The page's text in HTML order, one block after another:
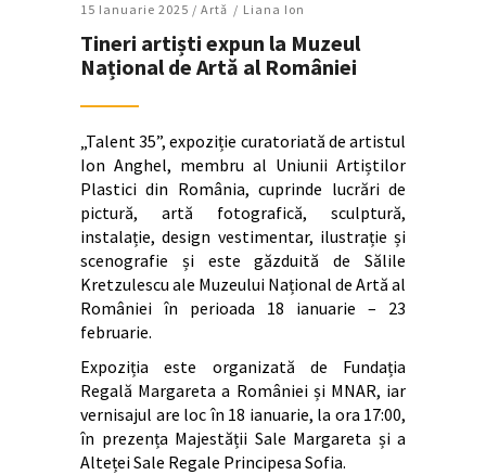
15 Ianuarie 2025 / Artǎ Liana Ion
Tineri artiști expun la Muzeul
Național de Artă al României
„Talent 35”, expoziție curatoriată de artistul
Ion Anghel, membru al Uniunii Artiștilor
Plastici din România, cuprinde lucrări de
pictură, artă fotografică, sculptură,
instalație, design vestimentar, ilustrație și
scenografie și este găzduită de Sălile
Kretzulescu ale Muzeului Național de Artă al
României în perioada 18 ianuarie – 23
februarie.
Expoziția este organizată de Fundația
Regală Margareta a României și MNAR, iar
vernisajul are loc în 18 ianuarie, la ora 17:00,
în prezența Majestății Sale Margareta și a
Alteței Sale Regale Principesa Sofia.